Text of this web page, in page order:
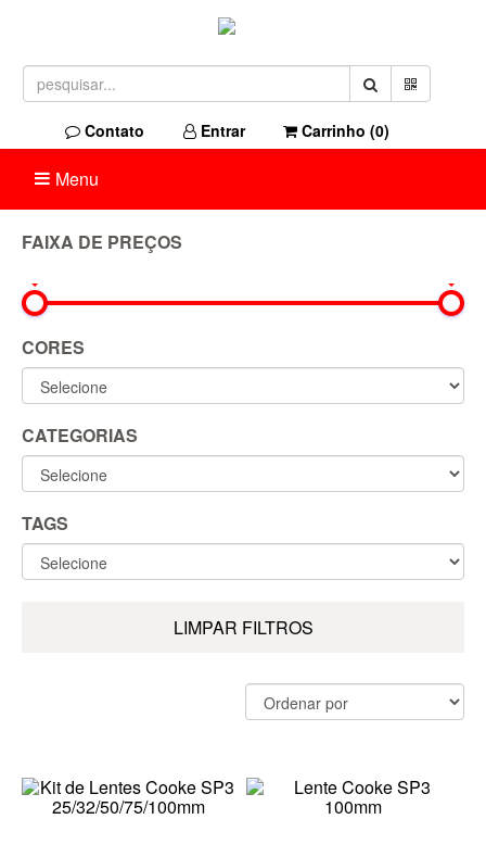
Contato Entrar Carrinho (0)
Menu
FAIXA DE PREÇOS
CORES
CATEGORIAS
TAGS
LIMPAR FILTROS